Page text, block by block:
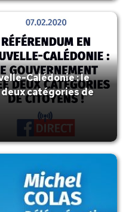
Calédonie : le
catégories de